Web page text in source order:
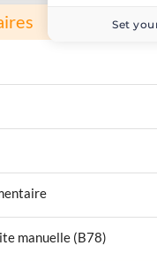
manuelle (B78)
Set